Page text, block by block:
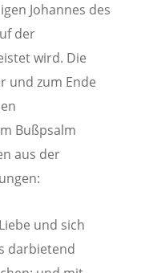
Johannes des
der
wird. Die
und zum Ende
Bußpsalm
aus der
und sich
darbietend